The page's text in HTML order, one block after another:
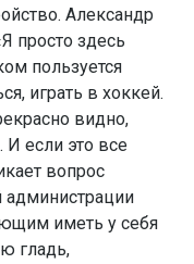
Александр
просто здесь
пользуется
играть в хоккей.
видно,
если это все
вопрос
администрации
иметь у себя
гладь,